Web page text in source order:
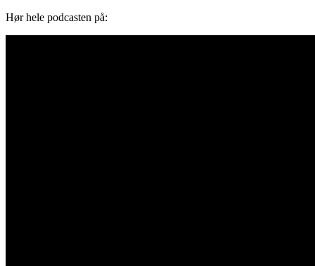
Hør hele podcasten på: